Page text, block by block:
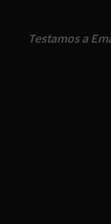
Testamos a